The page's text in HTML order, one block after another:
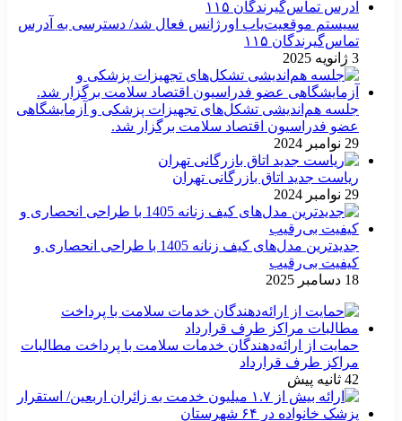
سیستم موقعیت‌یاب اورژانس فعال شد/ دسترسی به آدرس
تماس‌گیرندگان ۱۱۵
3 ژانویه 2025
جلسه هم‌اندیشی تشکل‌های تجهیزات پزشکی و آزمایشگاهی
عضو فدراسیون اقتصاد سلامت برگزار شد.
29 نوامبر 2024
ریاست جدید اتاق بازرگانی تهران
29 نوامبر 2024
جدیدترین مدل‌های کیف زنانه 1405 با طراحی انحصاری و
کیفیت بی‌رقیب
18 دسامبر 2025
حمایت از ارائه‌دهندگان خدمات سلامت با پرداخت مطالبات
مراکز طرف قرارداد
42 ثانیه پیش